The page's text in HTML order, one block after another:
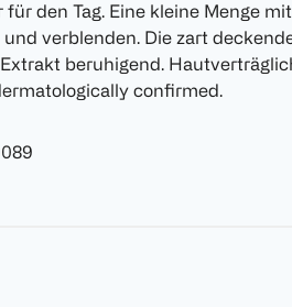
für den Tag. Eine kleine Menge
verblenden. Die zart
beruhigend.
confirmed.